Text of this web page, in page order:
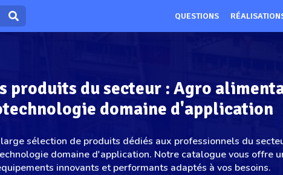
QUESTIONS
produits du secteur : Agro
domaine d'application
sélection de produits dédiés aux professionnels du
domaine d'application. Notre catalogue vous offre
innovants et performants adaptés à vos besoins.